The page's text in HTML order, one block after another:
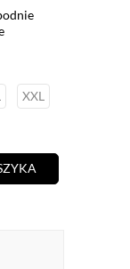
XXL